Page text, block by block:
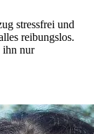
stressfrei und
reibungslos.
ihn nur